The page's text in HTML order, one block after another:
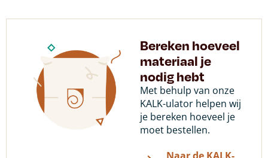
Bereken hoeveel
materiaal je
nodig hebt
Met behulp van onze
KALK-ulator helpen wij
je bereken hoeveel je
moet bestellen.